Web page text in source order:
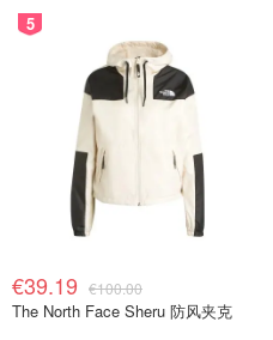
5
€39.19 €100.00
The North Face Sheru 防风夹克